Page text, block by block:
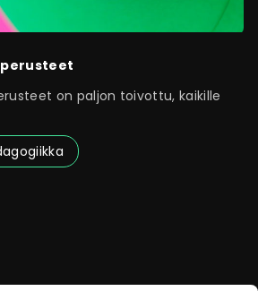
on paljon toivottu, kaikille